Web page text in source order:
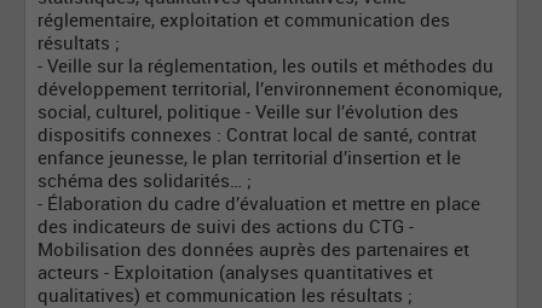
réglementaire, exploitation et communication des
résultats ;
- Veille sur la réglementation, les outils et méthodes du
développement territorial, l’environnement économique,
social, culturel, politique - Veille sur l’évolution des
dispositifs connexes : Contrat local de santé, contrat
enfance jeunesse, le plan territorial d’insertion et le
schéma des solidarités… ;
- Élaboration du cadre d’évaluation et mettre en place
des indicateurs de suivi des actions du CTG -
Mobilisation des données auprès des partenaires et
acteurs - Exploitation (analyses quantitatives et
qualitatives) et communication les résultats ;